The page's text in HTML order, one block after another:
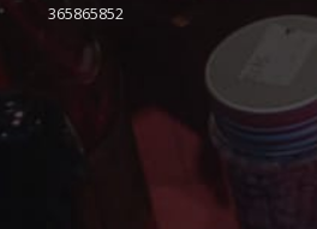
365865852